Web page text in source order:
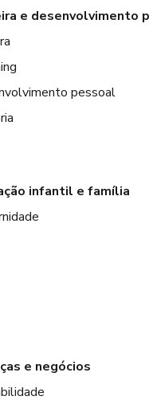
e desenvolvimento
pessoal
infantil e família
e negócios